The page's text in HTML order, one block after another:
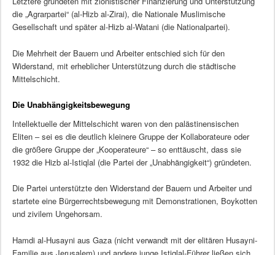
die „Agrarpartei“ (al-Hizb al-Zirai), die Nationale Muslimische
Gesellschaft und später al-Hizb al-Watani (die Nationalpartei).
Die Mehrheit der Bauern und Arbeiter entschied sich für den
Widerstand, mit erheblicher Unterstützung durch die städtische
Mittelschicht.
Die Unabhängigkeitsbewegung
Intellektuelle der Mittelschicht waren von den palästinensischen
Eliten – sei es die deutlich kleinere Gruppe der Kollaborateure oder
die größere Gruppe der „Kooperateure“ – so enttäuscht, dass sie
1932 die Hizb al-Istiqlal (die Partei der „Unabhängigkeit“) gründeten.
Die Partei unterstützte den Widerstand der Bauern und Arbeiter und
startete eine Bürgerrechtsbewegung mit Demonstrationen, Boykotten
und zivilem Ungehorsam.
Hamdi al-Husayni aus Gaza (nicht verwandt mit der elitären Husayni-
Familie aus Jerusalem) und andere junge Istiqlal-Führer ließen sich